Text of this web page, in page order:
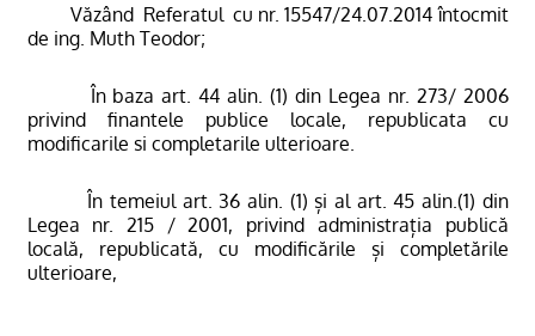
Văzând Referatul cu nr. 15547/24.07.2014 întocmit
de ing. Muth Teodor;
În baza art. 44 alin. (1) din Legea nr. 273/ 2006
privind finantele publice locale, republicata cu
modificarile si completarile ulterioare.
În temeiul art. 36 alin. (1) și al art. 45 alin.(1) din
Legea nr. 215 / 2001, privind administrația publică
locală, republicată, cu modificările și completările
ulterioare,